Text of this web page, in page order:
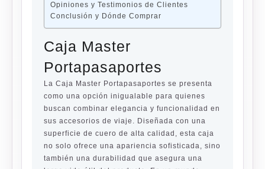
Opiniones y Testimonios de Clientes
Conclusión y Dónde Comprar
Caja Master
Portapasaportes
La Caja Master Portapasaportes se presenta
como una opción inigualable para quienes
buscan combinar elegancia y funcionalidad en
sus accesorios de viaje. Diseñada con una
superficie de cuero de alta calidad, esta caja
no solo ofrece una apariencia sofisticada, sino
también una durabilidad que asegura una